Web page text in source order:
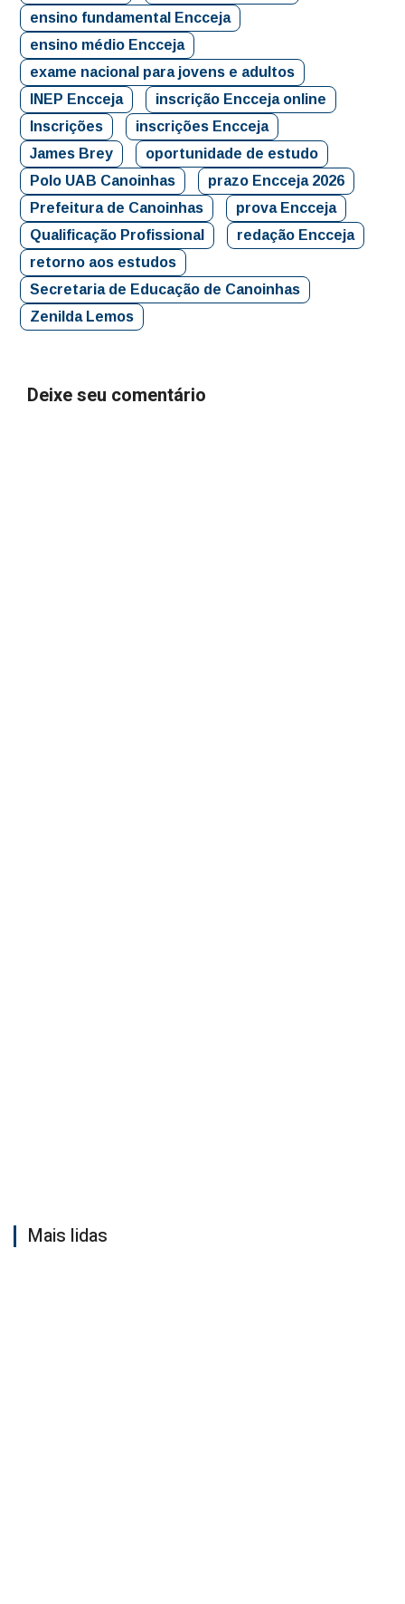
ensino fundamental Encceja
ensino médio Encceja
exame nacional para jovens e adultos
INEP Encceja
inscrição Encceja online
Inscrições
inscrições Encceja
James Brey
oportunidade de estudo
Polo UAB Canoinhas
prazo Encceja 2026
Prefeitura de Canoinhas
prova Encceja
Qualificação Profissional
redação Encceja
retorno aos estudos
Secretaria de Educação de Canoinhas
Zenilda Lemos
Deixe seu comentário
Mais lidas